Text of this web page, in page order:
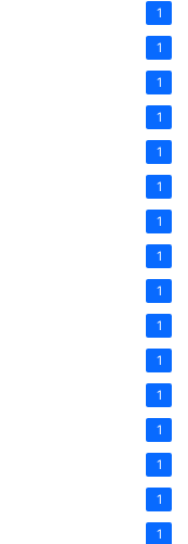
1
1
1
1
1
1
1
1
1
1
1
1
1
1
1
1